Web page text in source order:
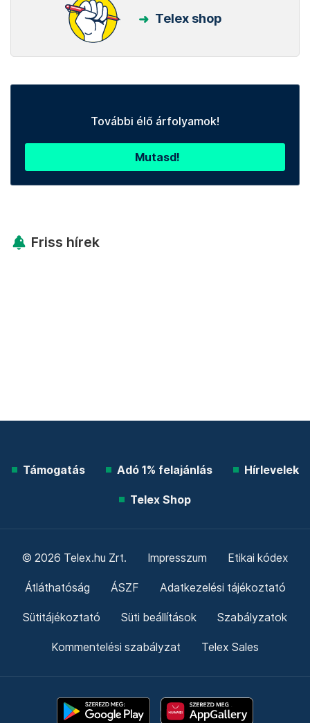
Telex shop
További élő árfolyamok!
Mutasd!
Friss hírek
Támogatás Adó 1% felajánlás Hírlevelek
Telex Shop
© 2026 Telex.hu Zrt. Impresszum Etikai kódex
Átláthatóság ÁSZF Adatkezelési tájékoztató
Sütitájékoztató Süti beállítások Szabályzatok
Kommentelési szabályzat Telex Sales